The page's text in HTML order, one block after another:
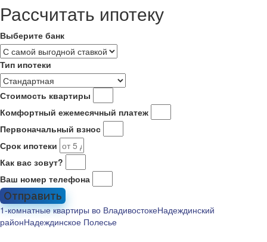
Рассчитать ипотеку
Выберите банк
Тип ипотеки
Стоимость квартиры
Комфортный ежемесячный платеж
Первоначальный взнос
Срок ипотеки
Как вас зовут?
Ваш номер телефона
Отправить
1-комнатные квартиры во ВладивостокеНадеждинский
районНадеждинское Полесье